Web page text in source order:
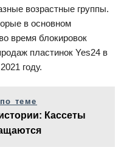
возрастные группы.
в основном
время блокировок
пластинок Yes24 в
году.
теме
Кассеты